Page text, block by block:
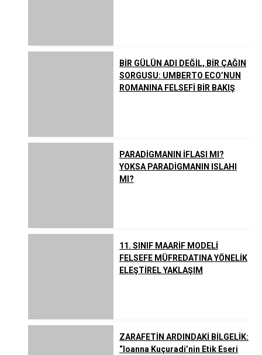
BİR GÜLÜN ADI DEĞİL, BİR ÇAĞIN
SORGUSU: UMBERTO ECO’NUN
ROMANINA FELSEFİ BİR BAKIŞ
PARADİGMANIN İFLASI MI?
YOKSA PARADİGMANIN ISLAHI
MI?
11. SINIF MAARİF MODELİ
FELSEFE MÜFREDATINA YÖNELİK
ELEŞTİREL YAKLAŞIM
ZARAFETİN ARDINDAKİ BİLGELİK:
“Ioanna Kuçuradi’nin Etik Eseri